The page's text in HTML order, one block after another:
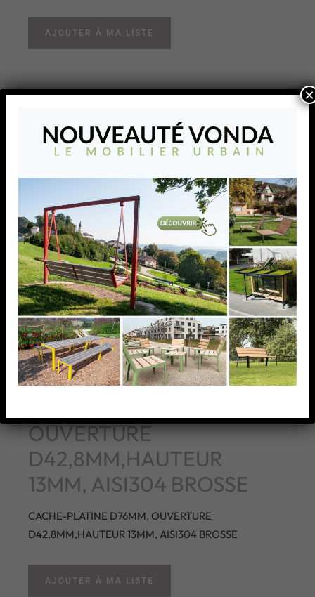
AJOUTER À MA LISTE
OUVERTURE
D42,8MM,HAUTEUR
13MM, AISI304 BROSSE
CACHE-PLATINE D76MM, OUVERTURE
D42,8MM,HAUTEUR 13MM, AISI304 BROSSE
AJOUTER À MA LISTE
×